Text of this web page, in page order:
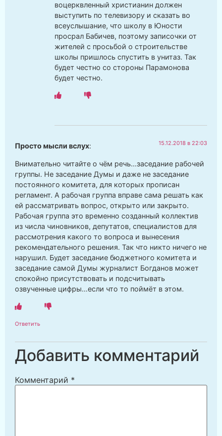
воцерквленный христианин должен
выступить по телевизору и сказать во
всеуслышание, что школу в Юности
просрал Бабичев, поэтому записочки от
жителей с просьбой о строительстве
школы пришлось спустить в унитаз. Так
будет честно со стороны Парамонова
будет честно.
Просто мысли вслух: 15.12.2018 в 22:03
Внимательно читайте о чём речь…заседание рабочей
группы. Не заседание Думы и даже не заседание
постоянного комитета, для которых прописан
регламент. А рабочая группа вправе сама решать как
ей рассматривать вопрос, открыто или закрыто.
Рабочая группа это временно созданный коллектив
из числа чиновников, депутатов, специалистов для
рассмотрения какого то вопроса и вынесения
рекомендательного решения. Так что никто ничего не
нарушил. Будет заседание бюджетного комитета и
заседание самой Думы журналист Богданов может
спокойно присутствовать и подсчитывать
озвученные цифры…если что то поймёт в этом.
Ответить
Добавить комментарий
Комментарий *